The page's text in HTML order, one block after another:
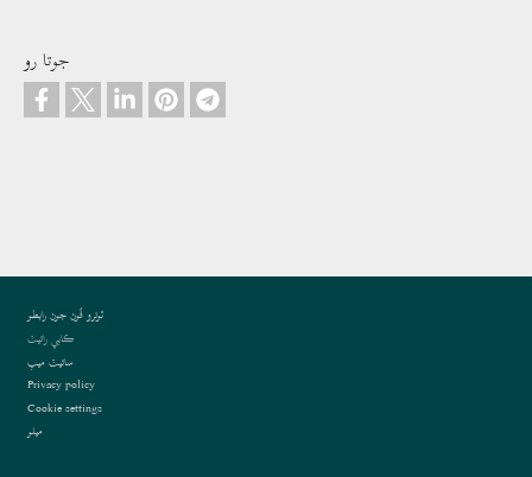
جوتا رو
Footer
ٿونرو فُون جون رابطو
ڪاپي رائيٽ
سائيٽ ميپ
Privacy policy
Cookie settings
ميلو